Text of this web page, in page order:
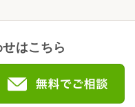
はこちら